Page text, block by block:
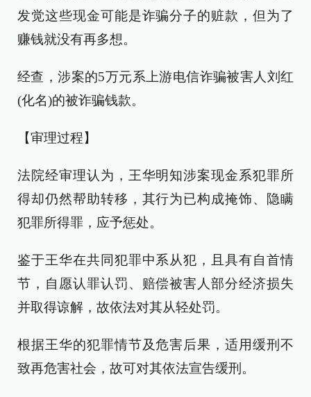
发觉这些现金可能是诈骗分子的赃款，但为了
赚钱就没有再多想。
经查，涉案的5万元系上游电信诈骗被害人刘红
(化名)的被诈骗钱款。
【审理过程】
法院经审理认为，王华明知涉案现金系犯罪所
得却仍然帮助转移，其行为已构成掩饰、隐瞒
犯罪所得罪，应予惩处。
鉴于王华在共同犯罪中系从犯，且具有自首情
节，自愿认罪认罚、赔偿被害人部分经济损失
并取得谅解，故依法对其从轻处罚。
根据王华的犯罪情节及危害后果，适用缓刑不
致再危害社会，故可对其依法宣告缓刑。